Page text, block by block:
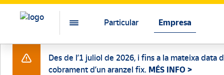
Particular Empresa
Des de l’1 juliol de 2026, i fins a la mateixa
cobrament d’un aranzel fix. MÉS INFO >